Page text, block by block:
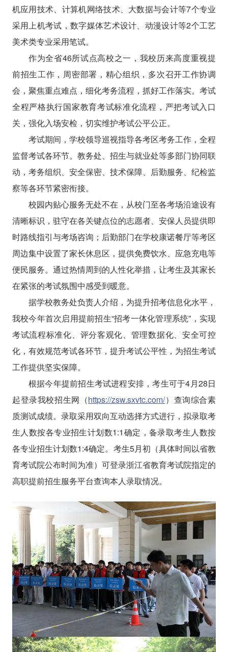
机应用技术、计算机网络技术、大数据与会计等7个专业
采用上机考试，数字媒体艺术设计、动漫设计等2个工艺
美术类专业采用笔试。
作为全省46所试点高校之一，我校历来高度重视提
前招生工作，周密部署，精心组织，多次召开工作协调
会，聚焦重点难点，细化考务流程，抓好工作落实。考试
全程严格执行国家教育考试标准化流程，严把考试入口
关，强化入场安检，切实维护考试公平公正。
考试期间，学校领导巡视指导各考区考务工作，全程
监督考试各环节。教务处、招生与就业处等多部门协同联
动，考务组织、安全保密、技术保障、后勤服务、纪检监
察等各环节紧密衔接。
校园内贴心服务无处不在，从校门至各考场沿途设有
清晰标识，驻守在各关键点位的志愿者、安保人员提供即
时路线指引与考场咨询；后勤部门在学校康诺餐厅等考区
周边集中设置了家长休息区，提供免费饮水、应急充电等
便民服务。通过热情周到的人性化举措，让考生及其家长
在紧张的考试氛围中感受到暖意。
据学校教务处负责人介绍，为提升招考信息化水平，
我校今年首次启用提前招生“招考一体化管理系统”，实现
考试流程标准化、评分客观化、管理数据化、安全可控
化，有效规范考试各环节，提升考试公平性，为招生考试
工作提供坚实保障。
根据今年提前招生考试进程安排，考生可于4月28日
起登录我校招生网（https://zsw.sxvtc.com/）查询综合素
质测试成绩。录取采用双向互动选择方式进行，拟录取考
生人数按各专业招生计划数1:1确定，备录取考生人数按
各专业招生计划数1:4确定。考生5月初（具体时间以省教
育考试院公布时间为准）可登录浙江省教育考试院指定的
高职提前招生服务平台查询本人录取情况。